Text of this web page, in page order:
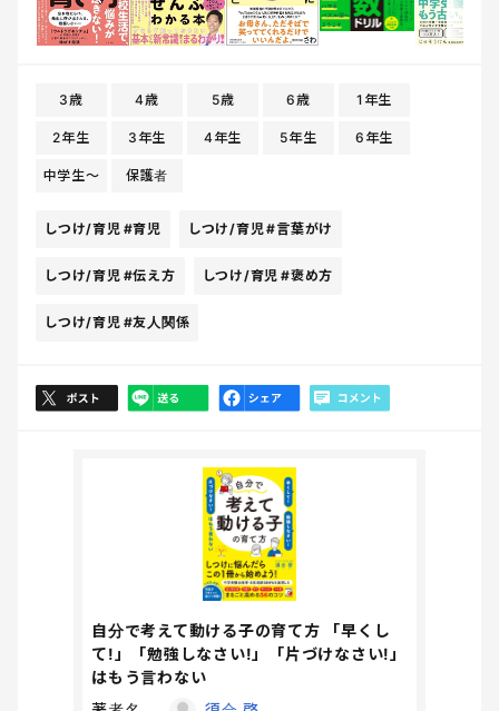
3歳 4歳 5歳 6歳 1年生
2年生 3年生 4年生 5年生 6年生
中学生〜 保護者
しつけ/育児 #育児 しつけ/育児#言葉がけ
しつけ/育児 #伝え方 しつけ/育児 #褒め方
しつけ/育児 #友人関係
自分で考えて動ける子の育て方 「早くし
て!」「勉強しなさい!」「片づけなさい!」
はもう言わない